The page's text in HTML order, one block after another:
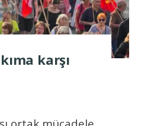
karşı